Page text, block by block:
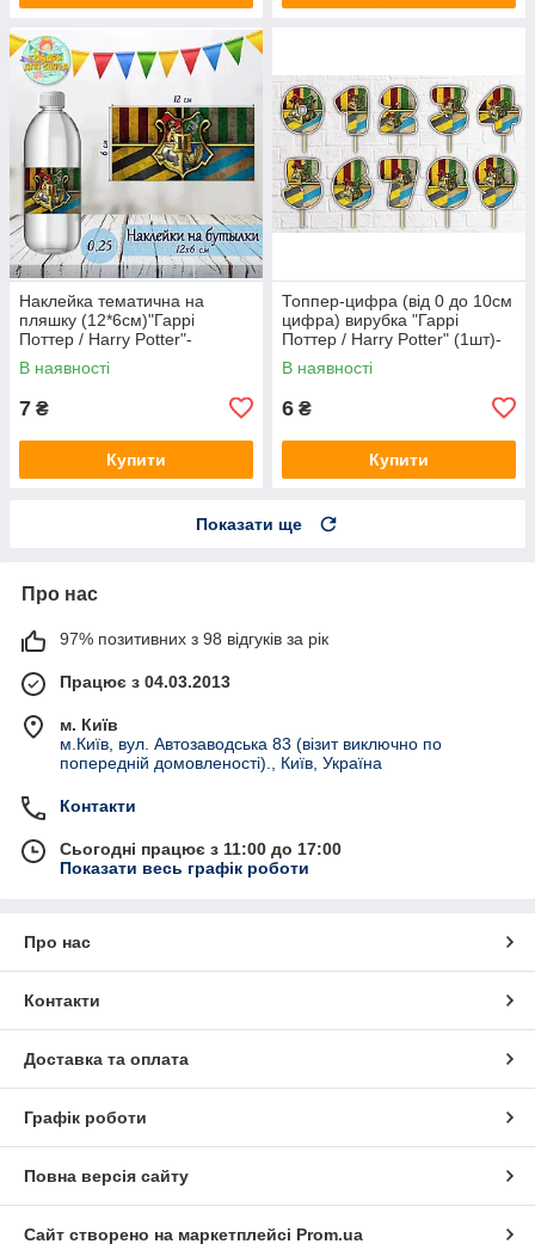
Наклейка тематична на
пляшку (12*6см)"Гаррі
Поттер / Harry Potter"-
В наявності
7 ₴
Купити
Топпер-цифра (від 0 до 10см
цифра) вирубка "Гаррі
Поттер / Harry Potter" (1шт)-
В наявності
6 ₴
Купити
Показати ще
Про нас
97% позитивних з 98 відгуків за рік
Працює з 04.03.2013
м. Київ
м.Київ, вул. Автозаводська 83 (візит виключно по
попередній домовленості)., Київ, Україна
Контакти
Сьогодні працює з 11:00 до 17:00
Показати весь графік роботи
Про нас
Контакти
Доставка та оплата
Графік роботи
Повна версія сайту
Сайт створено на маркетплейсі Prom.ua